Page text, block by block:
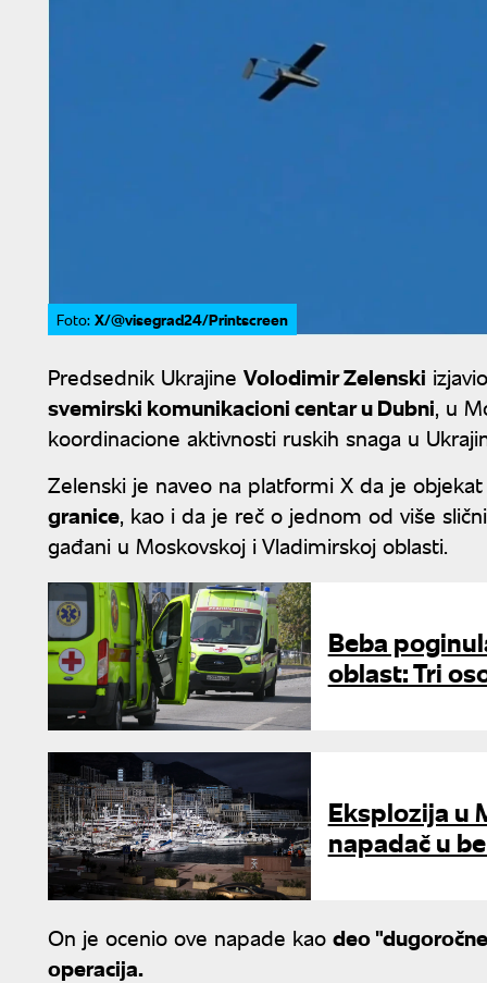
Foto: X/@visegrad24/Printscreen
Predsednik Ukrajine Volodimir Zelenski
svemirski komunikacioni centar u Dubni, u
koordinacione aktivnosti ruskih snaga u
Zelenski je naveo na platformi X da je objekat
granice, kao i da je reč o jednom od više
gađani u Moskovskoj i Vladimirskoj oblasti.
Beba
oblast: Tri
Eksplozija u
napadač u
On je ocenio ove napade kao deo
operacija.